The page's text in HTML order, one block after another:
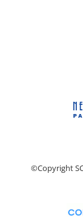
©Copyright